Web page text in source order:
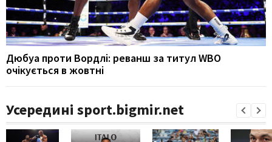
Дюбуа проти Вордлі: реванш за титул WBO
очікується в жовтні
Усередині sport.bigmir.net